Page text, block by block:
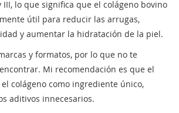
III, lo que significa que el colágeno bovino
útil para reducir las arrugas,
y aumentar la hidratación de la piel.
y formatos, por lo que no te
Mi recomendación es que el
colágeno como ingrediente único,
aditivos innecesarios.